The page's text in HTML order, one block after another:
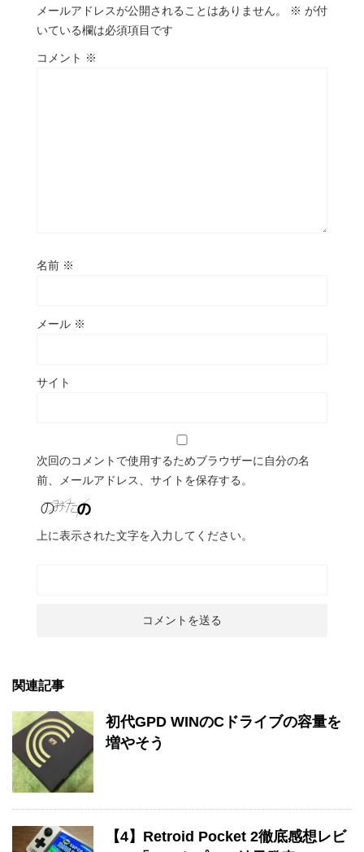
メールアドレスが公開されることはありません。 ※ が付
いている欄は必須項目です
コメント ※
名前 ※
メール ※
サイト
次回のコメントで使用するためブラウザーに自分の名
前、メールアドレス、サイトを保存する。
上に表示された文字を入力してください。
関連記事
初代GPD WINのCドライブの容量を
増やそう
【4】Retroid Pocket 2徹底感想レビ